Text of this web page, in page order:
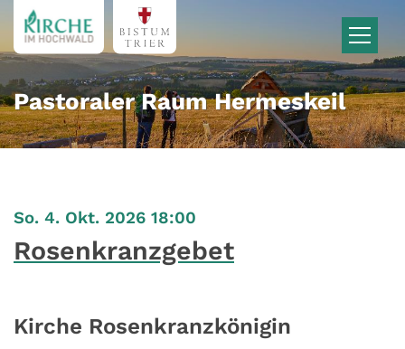
Zum Inhalt springen
Pastoraler Raum Hermeskeil
So. 4. Okt. 2026 18:00
Rosenkranzgebet
Kirche Rosenkranzkönigin